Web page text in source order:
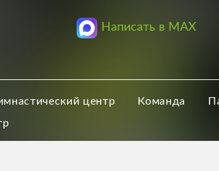
Написать в MAX
центр Команда